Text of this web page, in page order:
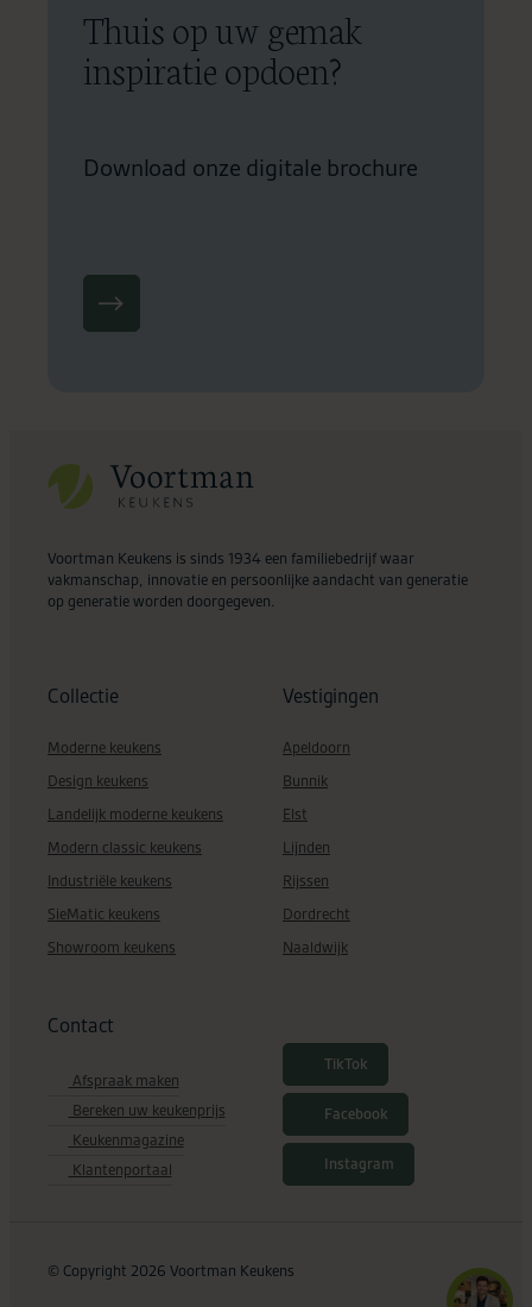
Thuis op uw gemak
inspiratie opdoen?
Download onze digitale brochure
Voortman Keukens is sinds 1934 een familiebedrijf waar
vakmanschap, innovatie en persoonlijke aandacht van generatie
op generatie worden doorgegeven.
Collectie
Moderne keukens
Design keukens
Landelijk moderne keukens
Modern classic keukens
Industriële keukens
SieMatic keukens
Showroom keukens
Vestigingen
Apeldoorn
Bunnik
Elst
Lijnden
Rijssen
Dordrecht
Naaldwijk
Contact
Afspraak maken
Bereken uw keukenprijs
Keukenmagazine
Klantenportaal
TikTok
Facebook
Instagram
© Copyright 2026 Voortman Keukens